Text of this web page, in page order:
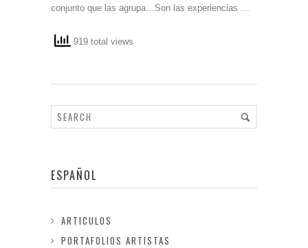
conjunto que las agrupa…Son las experiencias …
919 total views
ESPAÑOL
ARTICULOS
PORTAFOLIOS ARTISTAS